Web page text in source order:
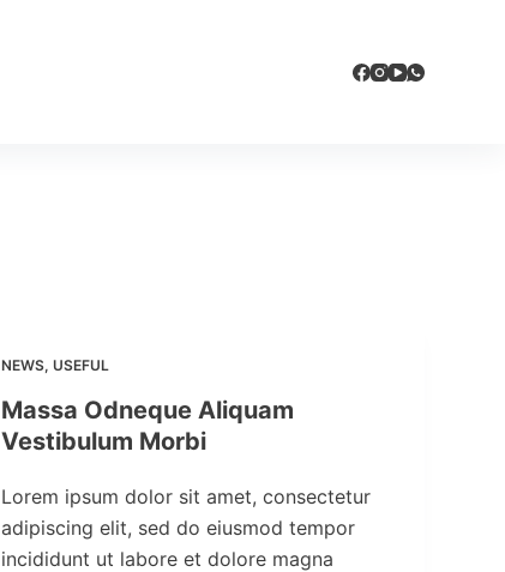
NEWS, USEFUL
Massa Odneque Aliquam
Vestibulum Morbi
Lorem ipsum dolor sit amet, consectetur
adipiscing elit, sed do eiusmod tempor
incididunt ut labore et dolore magna